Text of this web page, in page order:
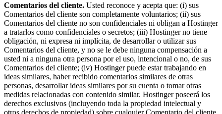
Comentarios del cliente. Usted reconoce y acepta que: (i) sus
Comentarios del cliente son completamente voluntarios; (ii) sus
Comentarios del cliente no son confidenciales ni obligan a Hostinger
a tratarlos como confidenciales o secretos; (iii) Hostinger no tiene
obligación, ni expresa ni implícita, de desarrollar o utilizar sus
Comentarios del cliente, y no se le debe ninguna compensación a
usted ni a ninguna otra persona por el uso, intencional o no, de sus
Comentarios del cliente; (iv) Hostinger puede estar trabajando en
ideas similares, haber recibido comentarios similares de otras
personas, desarrollar ideas similares por su cuenta o tomar otras
medidas relacionadas con contenido similar. Hostinger poseerá los
derechos exclusivos (incluyendo toda la propiedad intelectual y
otros derechos de propiedad) sobre cualquier Comentario del cliente